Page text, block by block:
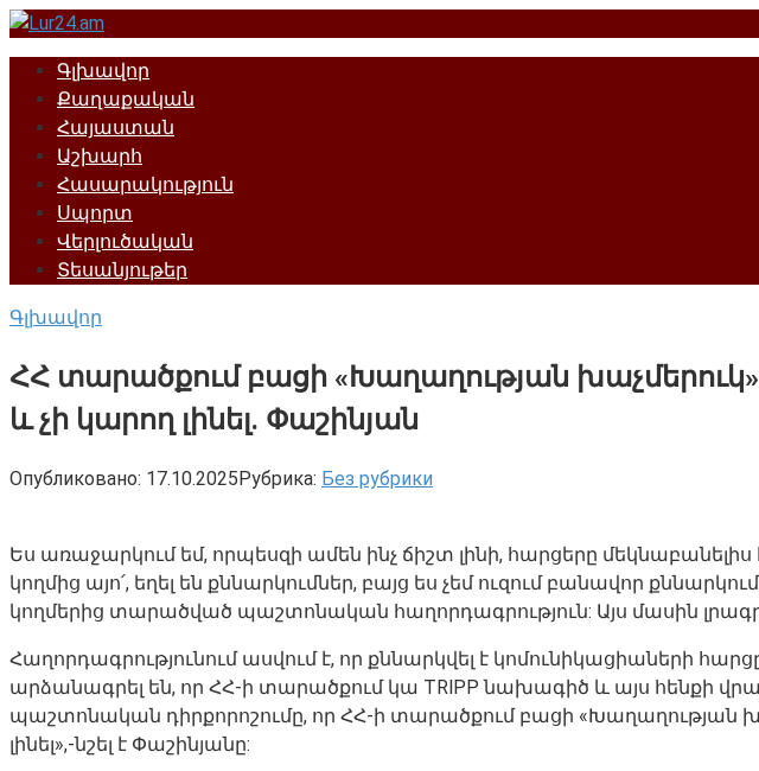
Перейти
контентуԳլխավոր
Քաղաքական
Հայաստան
Աշխարհ
Հասարակություն
Սպորտ
Վերլուծական
Տեսանյութեր
Գլխավոր
ՀՀ տարածքում բացի «Խաղաղության
և չի կարող լինել. Փաշինյան
Опубликовано: 17.10.2025Рубрика: Без рубрики
Ես առաջարկում եմ, որպեսզի ամեն ինչ ճիշտ լինի, հարցերը
կողմից այո՛, եղել են քննարկումներ, բայց ես չեմ ուզում բանավոր
կողմերից տարածված պաշտոնական հաղորդագրություն: Այս մասին
Հաղորդագրությունում ասվում է, որ քննարկվել է կոմունիկացիաների
արձանագրել են, որ ՀՀ-ի տարածքում կա TRlPP նախագիծ և այս հենքի
պաշտոնական դիրքորոշումը, որ ՀՀ-ի տարածքում բացի «Խաղաղության
լինել»,-նշել է Փաշինյանը: